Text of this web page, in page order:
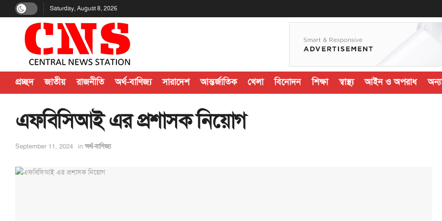
Saturday, August 8, 2026
প্রচ্ছদ জাতীয় রাজনীতি অর্থ-বাণিজ্য সারাদেশ আন্তর্জাতিক খেলা বিনোদন শিক্ষা স্বাস্থ্য আইন ও অপরাধ
এফবিসিআই এর প্রশাসক নিয়োগ
September 11, 2024 in অর্থ-বাণিজ্য